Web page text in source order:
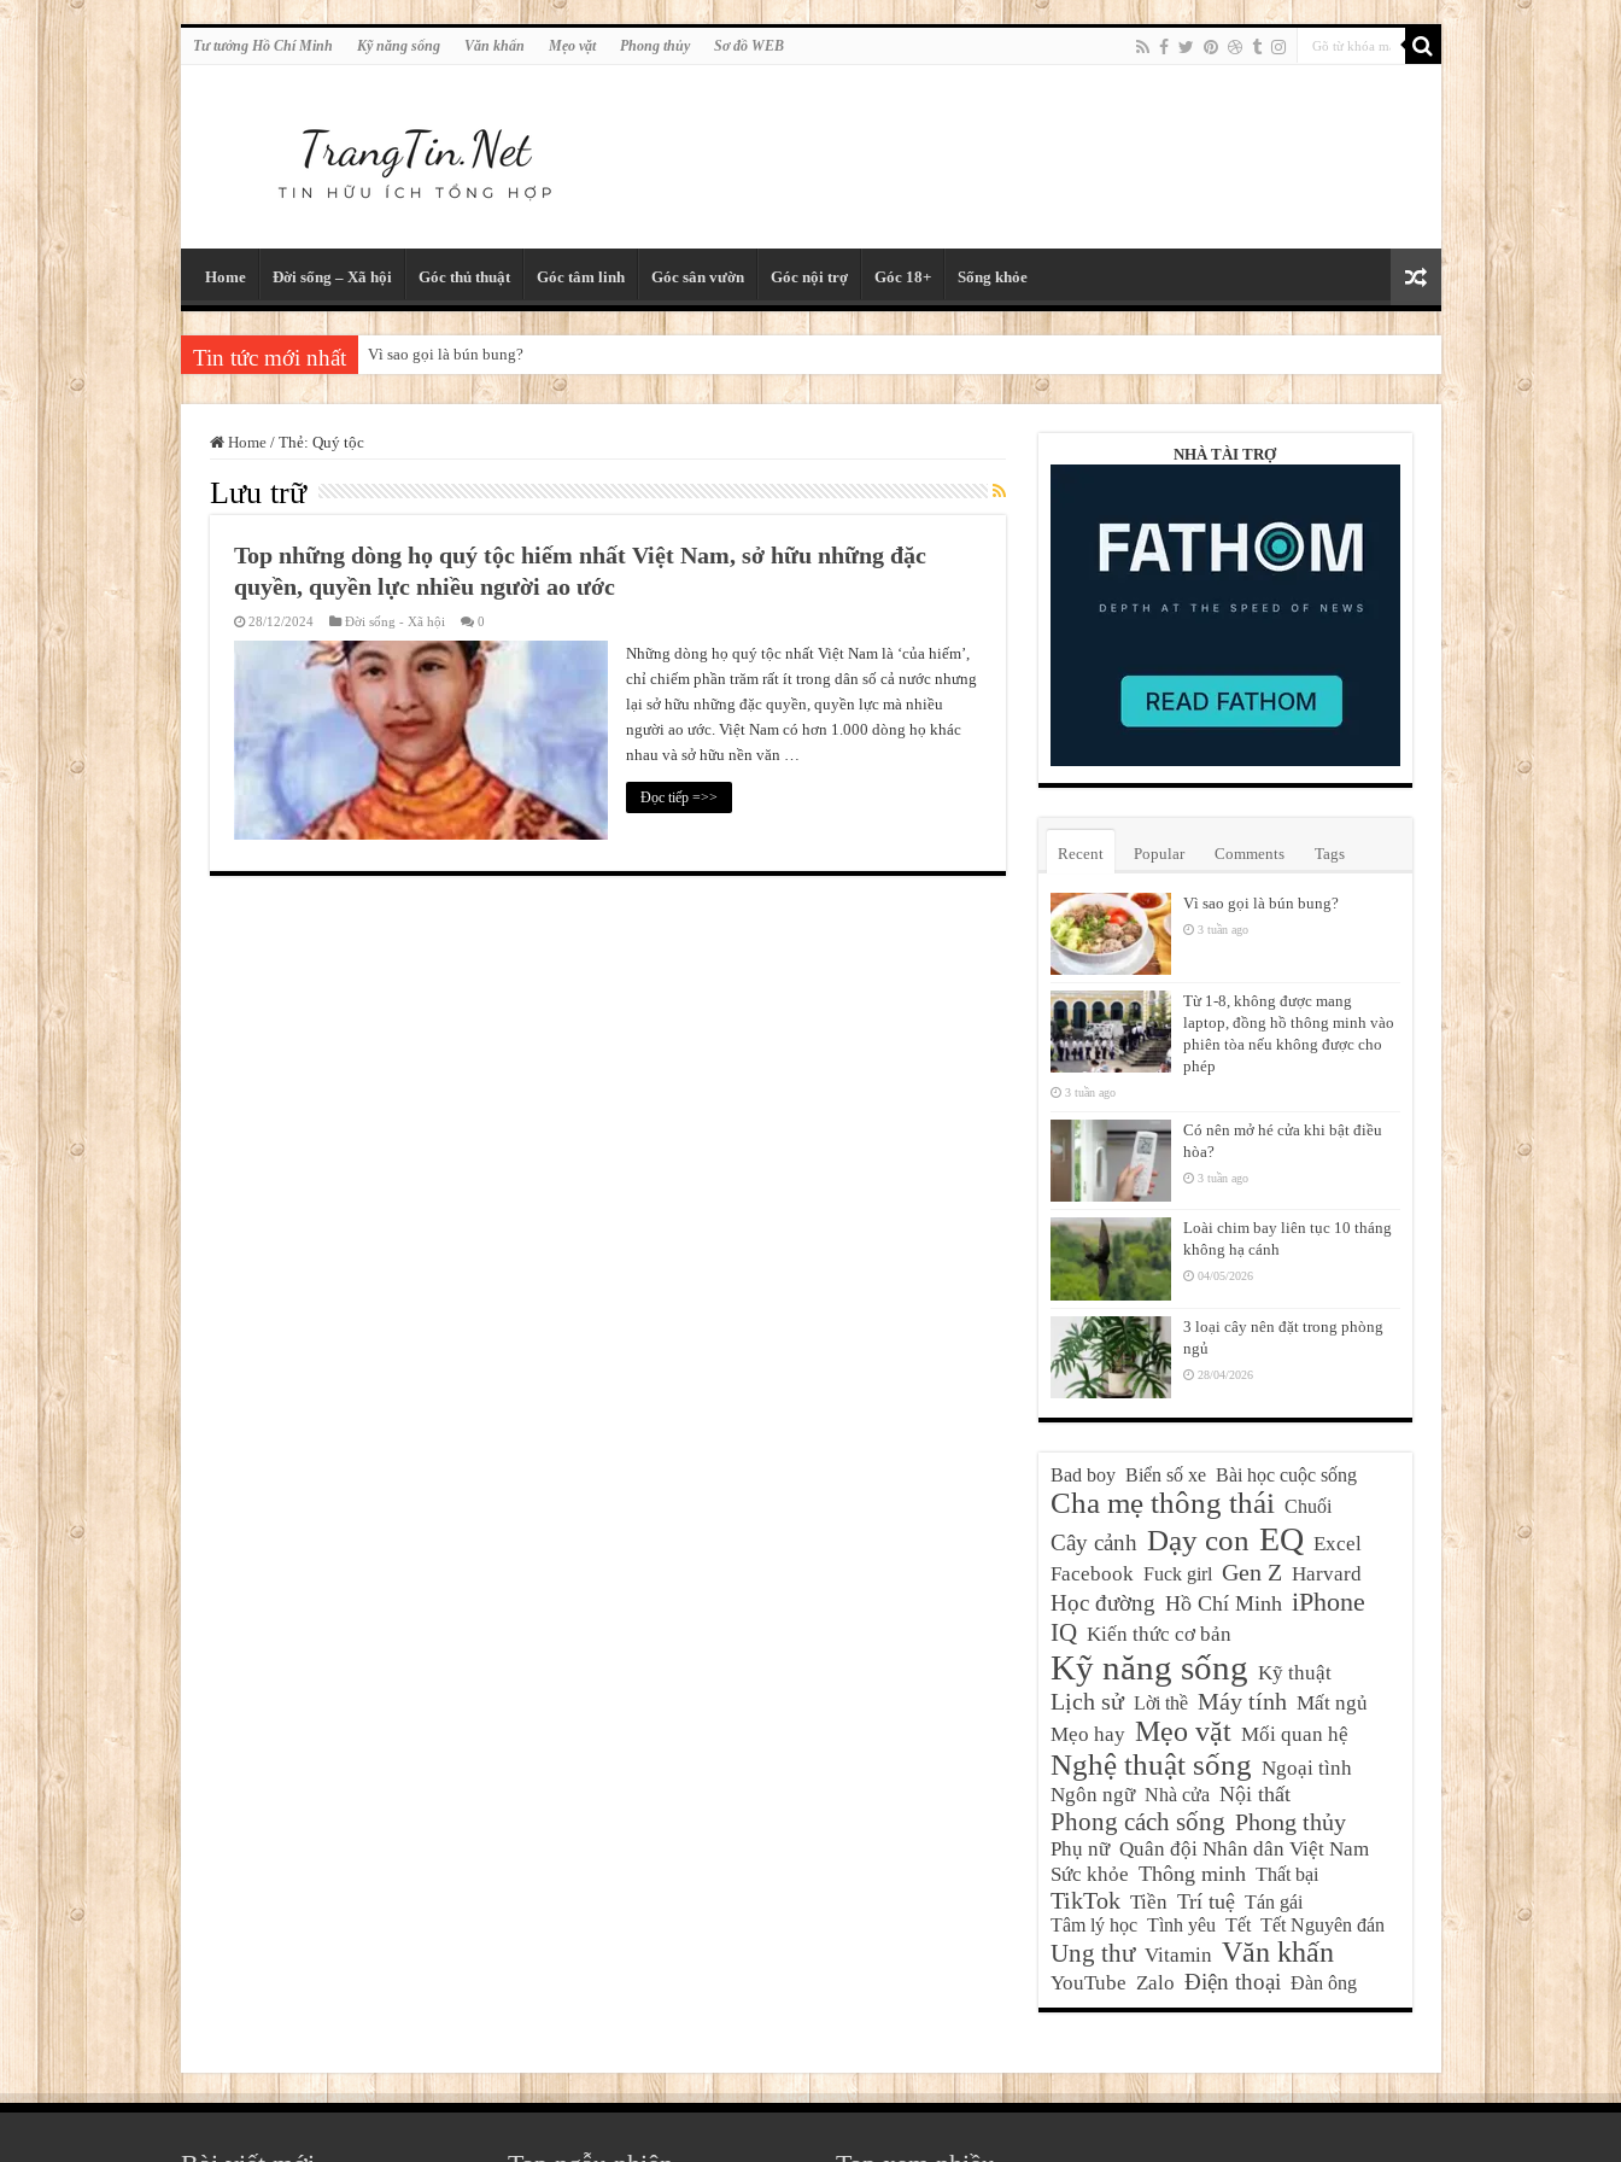
Tư tưởng Hồ Chí Minh Kỹ năng sống Văn khấn Mẹo vặt Phong thủy Sơ đồ WEB
Home Đời sống – Xã hội Góc thủ thuật Góc tâm linh Góc sân vườn Góc nội trợ Góc 18+ Sống khỏe
Tin tức mới nhất Vì sao gọi là bún bung?
Home / Thẻ: Quý tộc
Lưu trữ
Top những dòng họ quý tộc hiếm nhất Việt Nam, sở hữu những đặc
quyền, quyền lực nhiều người ao ước
28/12/2024 Đời sống - Xã hội 0
Những dòng họ quý tộc nhất Việt Nam là ‘của hiếm’,
chỉ chiếm phần trăm rất ít trong dân số cả nước nhưng
lại sở hữu những đặc quyền, quyền lực mà nhiều
người ao ước. Việt Nam có hơn 1.000 dòng họ khác
nhau và sở hữu nền văn …
Đọc tiếp =>>
NHÀ TÀI TRỢ
Recent Popular Comments Tags
Vì sao gọi là bún bung?
3 tuần ago
Từ 1-8, không được mang
laptop, đồng hồ thông minh vào
phiên tòa nếu không được cho
phép
3 tuần ago
Có nên mở hé cửa khi bật điều
hòa?
3 tuần ago
Loài chim bay liên tục 10 tháng
không hạ cánh
04/05/2026
3 loại cây nên đặt trong phòng
ngủ
28/04/2026
Bad boy Biển số xe Bài học cuộc sống
Cha mẹ thông thái Chuối
Cây cảnh Dạy con EQ Excel
Facebook Fuck girl Gen Z Harvard
Học đường Hồ Chí Minh iPhone
IQ Kiến thức cơ bản
Kỹ năng sống Kỹ thuật
Lịch sử Lời thề Máy tính Mất ngủ
Mẹo hay Mẹo vặt Mối quan hệ
Nghệ thuật sống Ngoại tình
Ngôn ngữ Nhà cửa Nội thất
Phong cách sống Phong thủy
Phụ nữ Quân đội Nhân dân Việt Nam
Sức khỏe Thông minh Thất bại
TikTok Tiền Trí tuệ Tán gái
Tâm lý học Tình yêu Tết Tết Nguyên đán
Ung thư Vitamin Văn khấn
YouTube Zalo Điện thoại Đàn ông